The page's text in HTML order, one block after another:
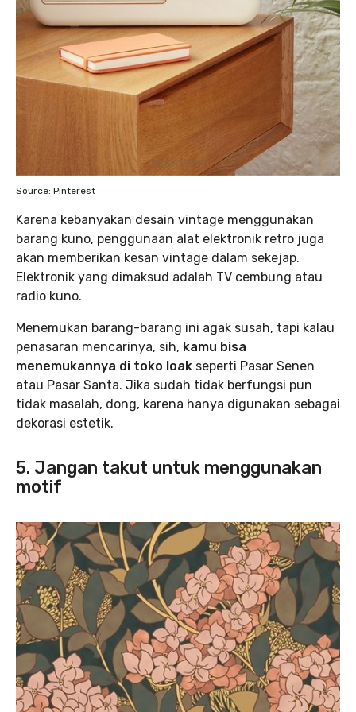
Source: Pinterest
Karena kebanyakan desain vintage menggunakan
barang kuno, penggunaan alat elektronik retro juga
akan memberikan kesan vintage dalam sekejap.
Elektronik yang dimaksud adalah TV cembung atau
radio kuno.
Menemukan barang-barang ini agak susah, tapi kalau
penasaran mencarinya, sih, kamu bisa
menemukannya di toko loak seperti Pasar Senen
atau Pasar Santa. Jika sudah tidak berfungsi pun
tidak masalah, dong, karena hanya digunakan sebagai
dekorasi estetik.
5. Jangan takut untuk menggunakan
motif